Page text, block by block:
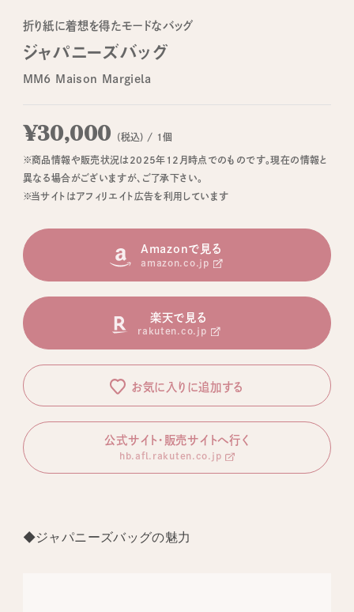
折り紙に着想を得たモードなバッグ
ジャパニーズバッグ
MM6 Maison Margiela
¥30,000 (税込) / 1個
※商品情報や販売状況は2025年12月時点でのものです。現在の情報と
異なる場合がございますが、ご了承下さい。
※当サイトはアフィリエイト広告を利用しています
Amazonで見る
amazon.co.jp
楽天で見る
rakuten.co.jp
お気に入りに追加する
公式サイト・販売サイトへ行く
hb.afl.rakuten.co.jp
◆ジャパニーズバッグの魅力